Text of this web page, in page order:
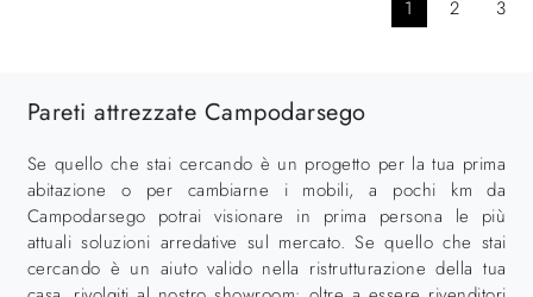
1 2 3
Pareti attrezzate Campodarsego
Se quello che stai cercando è un progetto per la tua prima
abitazione o per cambiarne i mobili, a pochi km da
Campodarsego potrai visionare in prima persona le più
attuali soluzioni arredative sul mercato. Se quello che stai
cercando è un aiuto valido nella ristrutturazione della tua